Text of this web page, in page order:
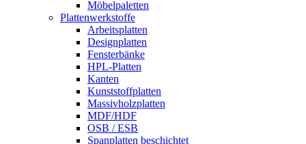
Möbelpaletten
Plattenwerkstoffe
Arbeitsplatten
Designplatten
Fensterbänke
HPL-Platten
Kanten
Kunststoffplatten
Massivholzplatten
MDF/HDF
OSB / ESB
Spanplatten beschichtet